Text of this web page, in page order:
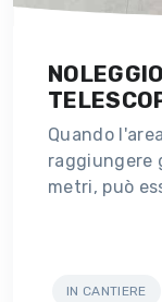
Quando
raggiungere
metri, può
IN CANTIERE